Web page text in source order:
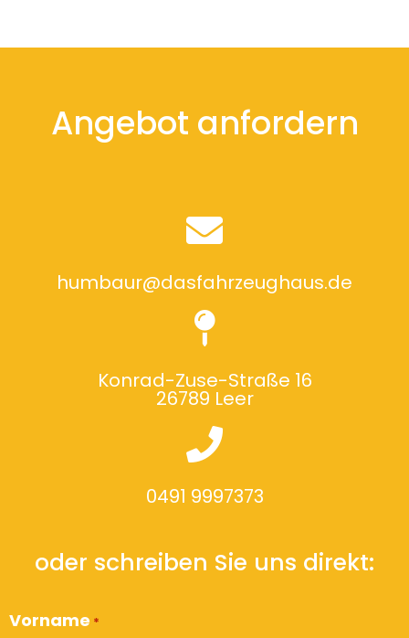
Angebot anfordern
humbaur@dasfahrzeughaus.de
Konrad-Zuse-Straße 16
26789 Leer
0491 9997373
oder schreiben Sie uns direkt:
Vorname *